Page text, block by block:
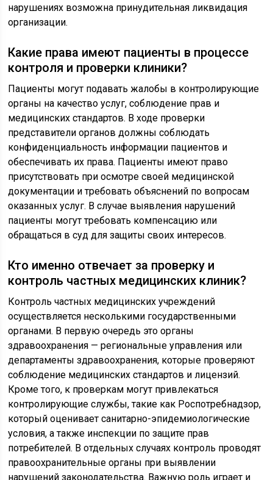
нарушениях возможна принудительная ликвидация
организации.
Какие права имеют пациенты в процессе
контроля и проверки клиники?
Пациенты могут подавать жалобы в контролирующие
органы на качество услуг, соблюдение прав и
медицинских стандартов. В ходе проверки
представители органов должны соблюдать
конфиденциальность информации пациентов и
обеспечивать их права. Пациенты имеют право
присутствовать при осмотре своей медицинской
документации и требовать объяснений по вопросам
оказанных услуг. В случае выявления нарушений
пациенты могут требовать компенсацию или
обращаться в суд для защиты своих интересов.
Кто именно отвечает за проверку и
контроль частных медицинских клиник?
Контроль частных медицинских учреждений
осуществляется несколькими государственными
органами. В первую очередь это органы
здравоохранения — региональные управления или
департаменты здравоохранения, которые проверяют
соблюдение медицинских стандартов и лицензий.
Кроме того, к проверкам могут привлекаться
контролирующие службы, такие как Роспотребнадзор,
который оценивает санитарно-эпидемиологические
условия, а также инспекции по защите прав
потребителей. В отдельных случаях контроль проводят
правоохранительные органы при выявлении
нарушений законодательства. Важную роль играет и